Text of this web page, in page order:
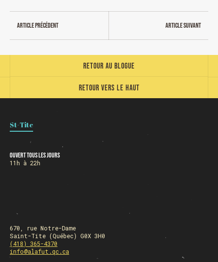
Article précédent Article suivant
Retour vers le haut
Retour au blogue
St-Tite
Ouvert tous les jours
11h à 22h
670, rue Notre-Dame
Saint-Tite (Québec) G0X 3H0
(418) 365-4370
info@alafut.qc.ca
FERMÉ 31 déc. et 01 janvier